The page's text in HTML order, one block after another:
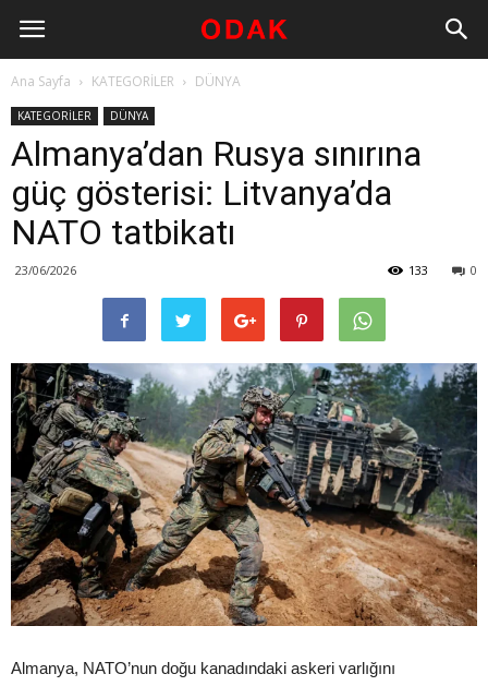
Ana Sayfa KATEGORİLER DÜNYA
KATEGORİLER DÜNYA
Almanya’dan Rusya sınırına
güç gösterisi: Litvanya’da
NATO tatbikatı
23/06/2026 0
133
Almanya, NATO’nun doğu kanadındaki askeri varlığını